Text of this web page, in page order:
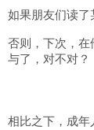
如果朋友们读了
否则，下次，
与了，对不对？
相比之下，成年